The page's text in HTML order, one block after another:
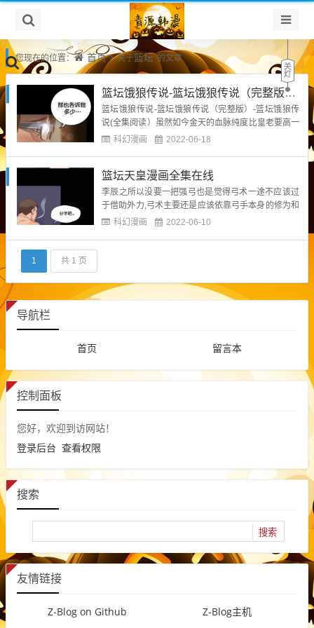
您现在的位置： 首页 关于篮坛 的文章
篮坛饿狼传说-篮坛饿狼传说（完整版）-篮坛饿狼传说(全集阅读）
篮坛饿狼传说-篮坛饿狼传说（完整版）-篮坛饿狼传
说(全集阅读）虽然如今金天的血脉纯度比皇老要高一
些.但这个高度尚不足以抵消修为上的跨度,看到金天想
脸喝酒就像是霜打的茄子,难堪无比,充满希冀的...
科幻漫画 2022-06-18
篮坛天皇漫画全集在线
李辰之所以没要一把强弓也是觉得弓术一途不应该过
于借助外力,弓术主要还是应该依靠弓手本身的修为和
灵觉,如果过度依赖外物将会丧失猎手的天性."太好了,
科幻漫画 2022-06-10
1 共 1 页
导航栏
首页 留言本
控制面板
您好，欢迎到访网站！
登录后台 查看权限
搜索
友情链接
Z-Blog on Github Z-Blog主机